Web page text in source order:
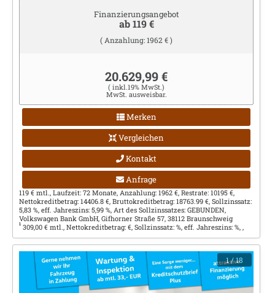
Finanzierungsangebot
ab 119 €
( Anzahlung: 1962 € )
20.629,99 €
( inkl.19% MwSt.)
MwSt. ausweisbar.
Merken
Vergleichen
Kontakt
Anfrage
119 € mtl., Laufzeit: 72 Monate, Anzahlung: 1962 €, Restrate: 10195 €,
Nettokreditbetrag: 14406.8 €, Bruttokreditbetrag: 18763.99 €, Sollzinssatz:
5,83 %, eff. Jahreszins: 5,99 %, Art des Sollzinssatzes: GEBUNDEN,
Volkswagen Bank GmbH, Gifhorner Straße 57, 38112 Braunschweig
1 309,00 € mtl., Nettokreditbetrag: €, Sollzinssatz: %, eff. Jahreszins: %, ,
1/ 18